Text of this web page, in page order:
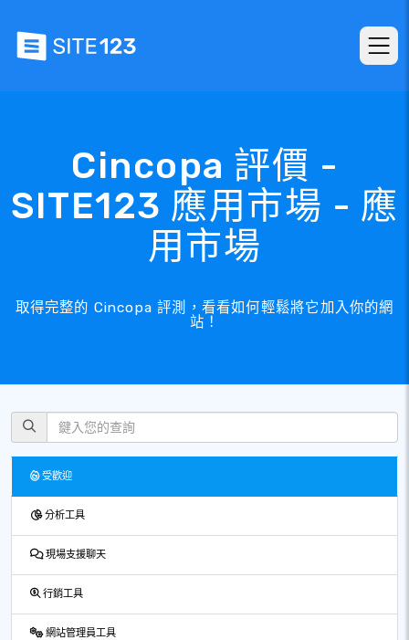
Cincopa 評價 -
SITE123 應用市場 - 應
用市場
取得完整的 Cincopa 評測，看看如何輕鬆將它加入你的網
站！
受歡迎
分析工具
現場支援聊天
行銷工具
網站管理員工具